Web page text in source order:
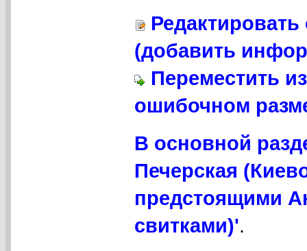
(добавить
Переместить
ошибочном
В основной
Печерская
предстоящими
свитками)'.